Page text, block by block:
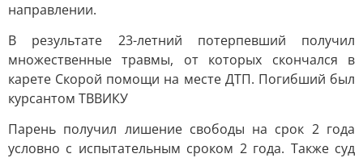
направлении.
В результате 23-летний потерпевший получил
множественные травмы, от которых скончался в
карете Скорой помощи на месте ДТП. Погибший был
курсантом ТВВИКУ
Парень получил лишение свободы на срок 2 года
условно с испытательным сроком 2 года. Также суд